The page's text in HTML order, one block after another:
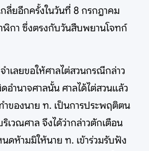
ลี่ยอีกครั้งในวันที่ 8 กรกฎาคม
ฬิกา ซึ่งตรงกับวันสืบพยานโจทก์
ำเลยขอให้ศาลไต่สวนกรณีกล่าว
อำนาจศาลนั้น ศาลได้ไต่สวนแล้ว
ำของนาย ท. เป็นการประพฤติตน
เวณศาล จึงได้ว่ากล่าวตักเตือน
ดห้ามมิให้นาย ท. เข้าร่วมรับฟัง